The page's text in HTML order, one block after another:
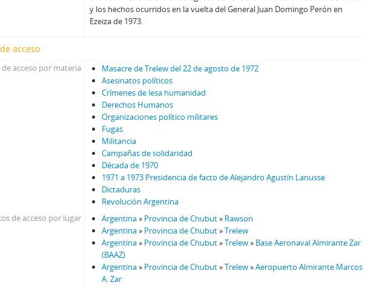
y los hechos ocurridos en la vuelta del General Juan Domingo Perón en
Ezeiza de 1973.
acceso
acceso por materia
Masacre de Trelew del 22 de agosto de 1972
Asesinatos políticos
Crímenes de lesa humanidad
Derechos Humanos
Organizaciones político militares
Fugas
Militancia
Campañas de solidaridad
Década de 1970
1971 a 1973 Presidencia de facto de Alejandro Agustín Lanusse
Dictaduras
Revolución Argentina
de acceso por lugar
Argentina» Provincia de Chubut» Rawson
Argentina» Provincia de Chubut»Trelew
Argentina» Provincia de Chubut»Trelew» Base Aeronaval Almirante Zar
(BAAZ)
Argentina» Provincia de Chubut»Trelew»Aeropuerto Almirante Marcos
A. Zar